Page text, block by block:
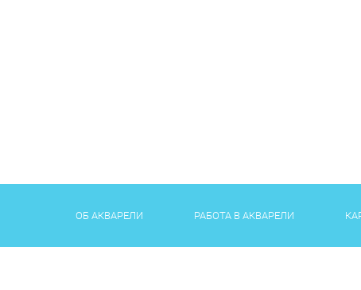
ОБ АКВАРЕЛИ РАБОТА В АКВАРЕЛИ